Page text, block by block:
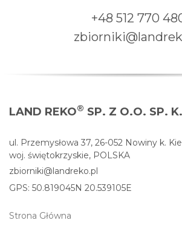
+48 512 770
LAND REKO® SP. Z O.O. SP. K.
ul. Przemysłowa 37, 26-052 Nowiny k.
woj. świętokrzyskie, POLSKA
zbiorniki@landreko.pl
GPS: 50.819045N 20.539105E
Strona Główna